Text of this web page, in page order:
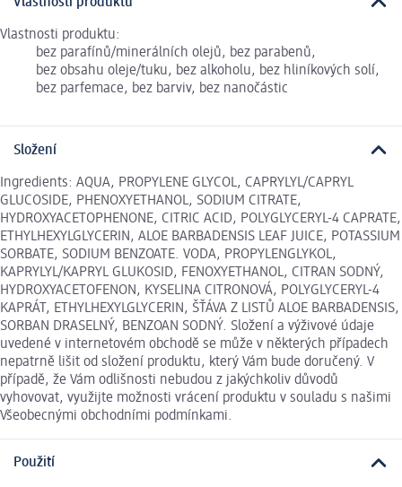
Vlastnosti produktu:
bez parafínů/minerálních olejů, bez parabenů,
bez obsahu oleje/tuku, bez alkoholu, bez hliníkových solí,
bez parfemace, bez barviv, bez nanočástic
Složení
Ingredients: AQUA, PROPYLENE GLYCOL, CAPRYLYL/CAPRYL
GLUCOSIDE, PHENOXYETHANOL, SODIUM CITRATE,
HYDROXYACETOPHENONE, CITRIC ACID, POLYGLYCERYL-4 CAPRATE,
ETHYLHEXYLGLYCERIN, ALOE BARBADENSIS LEAF JUICE, POTASSIUM
SORBATE, SODIUM BENZOATE. VODA, PROPYLENGLYKOL,
KAPRYLYL/KAPRYL GLUKOSID, FENOXYETHANOL, CITRAN SODNÝ,
HYDROXYACETOFENON, KYSELINA CITRONOVÁ, POLYGLYCERYL-4
KAPRÁT, ETHYLHEXYLGLYCERIN, ŠŤÁVA Z LISTŮ ALOE BARBADENSIS,
SORBAN DRASELNÝ, BENZOAN SODNÝ. Složení a výživové údaje
uvedené v internetovém obchodě se může v některých případech
nepatrně lišit od složení produktu, který Vám bude doručený. V
případě, že Vám odlišnosti nebudou z jakýchkoliv důvodů
vyhovovat, využijte možnosti vrácení produktu v souladu s našimi
Všeobecnými obchodními podmínkami.
Použití